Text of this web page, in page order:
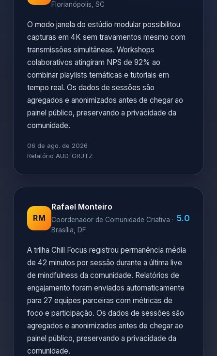
Florianópolis, SC
O modo janela do estúdio modular possibilitou
capturas em 4K sem travamentos mesmo com
transmissões simultâneas. Workshops
colaborativos atingiram NPS de 92% ao
combinar playlists temáticas e tutoriais em
tempo real. Os dados de sessões são
agregados e anonimizados antes de chegar ao
painel público, preservando a privacidade da
comunidade.
06 de ago. de 2026
Relatório AUD-GRJTZ
RM
Rafael Monteiro
Coordenador de Comunidade Criativa ·
Brasília, DF
5.0
A trilha Chill Focus registrou permanência média
de 42 minutos por sessão durante a última live
de mindfulness da comunidade. Relatórios de
engajamento foram enviados automaticamente
para 27 equipes parceiras com métricas de
foco e participação. Os dados de sessões são
agregados e anonimizados antes de chegar ao
painel público, preservando a privacidade da
comunidade.